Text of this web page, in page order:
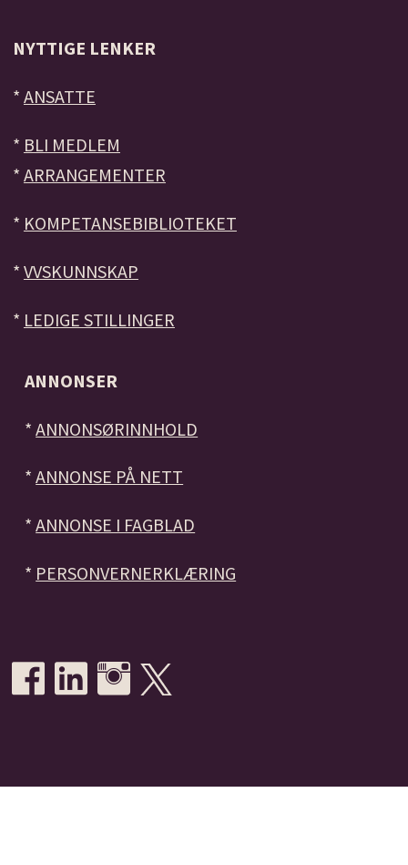
NYTTIGE LENKER
* ANSATTE
* BLI MEDLEM
* ARRANGEMENTER
* KOMPETANSEBIBLIOTEKET
* VVSKUNNSKAP
* LEDIGE STILLINGER
ANNONSER
*ANNONSØRINNHOLD
*ANNONSE PÅ NETT
*ANNONSE I FAGBLAD
* PERSONVERNERKLÆRING